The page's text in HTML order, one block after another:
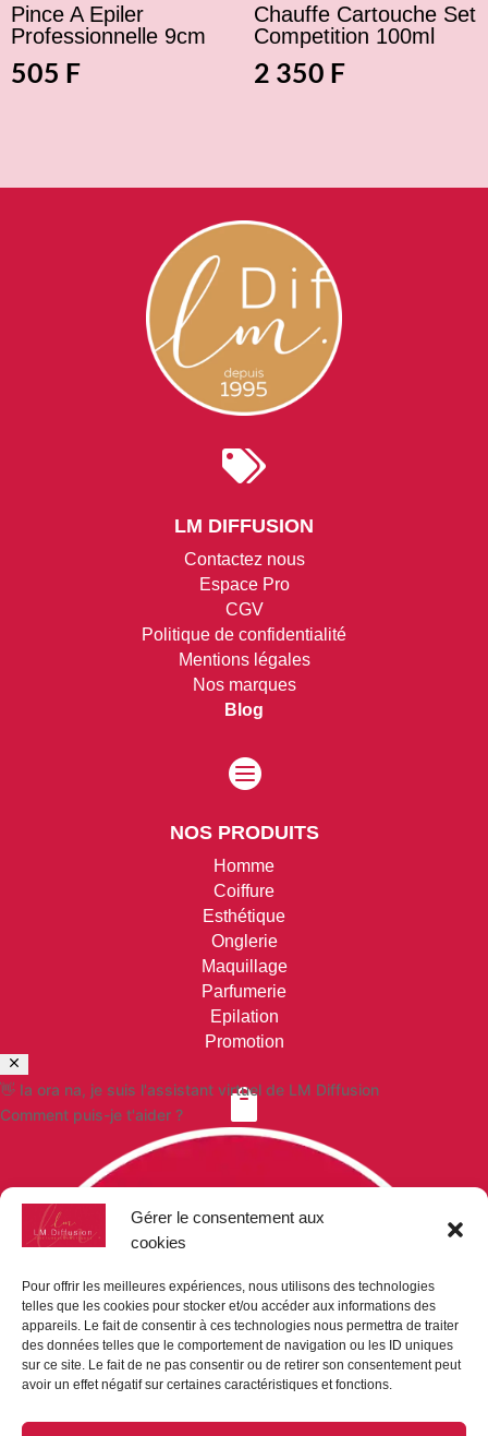
Gérer le consentement aux
cookies
Pour offrir les meilleures expériences, nous utilisons des technologies
telles que les cookies pour stocker et/ou accéder aux informations des
appareils. Le fait de consentir à ces technologies nous permettra de traiter
des données telles que le comportement de navigation ou les ID uniques
sur ce site. Le fait de ne pas consentir ou de retirer son consentement peut
avoir un effet négatif sur certaines caractéristiques et fonctions.
Pince A Epiler
Professionnelle 9cm
505 F
Chauffe Cartouche Set
Competition 100ml
2 350 F

LM DIFFUSION
Contactez nous
Espace Pro
CGV
Politique de confidentialité
Mentions légales
Nos marques
Blog

NOS PRODUITS
Homme
Coiffure
Esthétique
Onglerie
Maquillage
Parfumerie
Epilation
Promotion

VOS COMMANDES
Mon compte

NOUS CONTACTER
👋 Ia ora na, je suis l'assistant virtuel de LM Diffusion
Comment puis-je t'aider ?